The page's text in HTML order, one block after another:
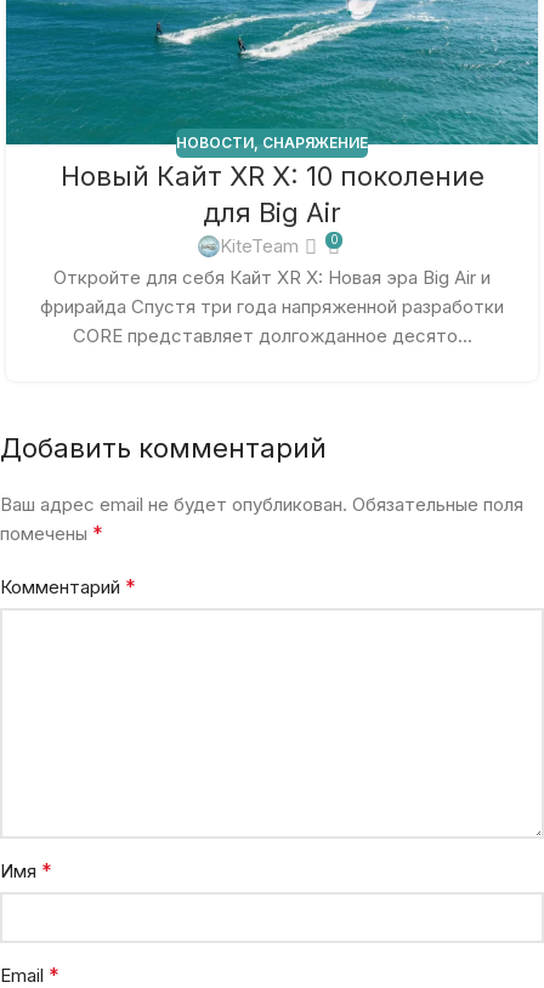
НОВОСТИ, СНАРЯЖЕНИЕ
Новый Кайт XR X: 10 поколение
для Big Air
KiteTeam 0
Откройте для себя Кайт XR X: Новая эра Big Air и
фрирайда Спустя три года напряженной разработки
CORE представляет долгожданное десято...
Добавить комментарий
Ваш адрес email не будет опубликован. Обязательные поля
помечены *
Комментарий *
Имя *
Email *